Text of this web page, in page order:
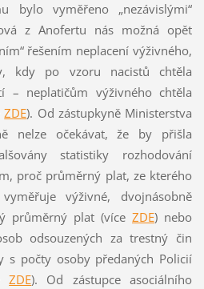
bylo vyměřeno „nezávislými“
z Anofertu nás možná opět
řešením neplacení výživného,
kdy po vzoru nacistů chtěla
– neplatičům výživného chtěla
ZDE). Od zástupkyně Ministerstva
nelze očekávat, že by přišla
statistiky rozhodování
proč průměrný plat, ze kterého
výživné, dvojnásobně
průměrný plat (víceZDE) nebo
odsouzených za trestný čin
s počty osoby předaných Policií
ZDE). Od zástupce asociálního